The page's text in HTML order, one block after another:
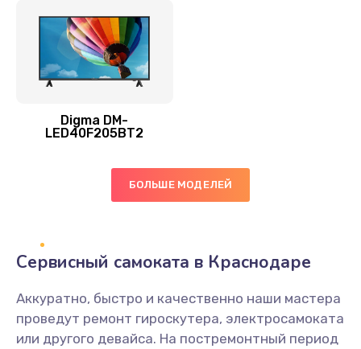
Ремонт разъема питания
Заказать
Замена видеочипа
Заказать
Настройка ОС
1060 руб.
Digma DM-
LED40F205BT2
БОЛЬШЕ МОДЕЛЕЙ
Сервисный самоката в Краснодаре
Аккуратно, быстро и качественно наши мастера
проведут ремонт гироскутера, электросамоката
или другого девайса. На постремонтный период